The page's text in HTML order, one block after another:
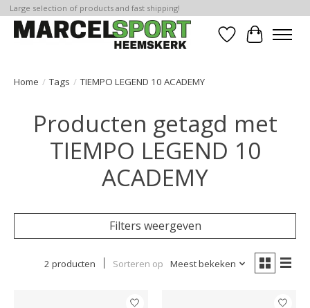
Large selection of products and fast shipping!
Verlanglijst
Home / Tags / TIEMPO LEGEND 10 ACADEMY
Producten getagd met
TIEMPO LEGEND 10
ACADEMY
Filters weergeven
2 producten Sorteren op Meest bekeken